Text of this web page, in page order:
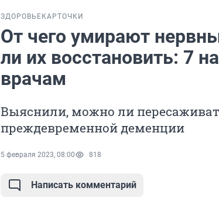
ЗДОРОВЬЕ КАРТОЧКИ
От чего умирают
ли их восстановить: 7
врачам
Выяснили, можно ли
преждевременной деменции
5 февраля 2023, 08:00 818
Написать комментарий